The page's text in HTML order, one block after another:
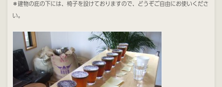
＊建物の庇の下には、椅子を設けておりますので、どうぞご自由にお使いくださ
い。